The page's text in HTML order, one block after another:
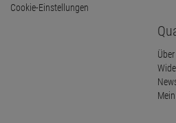
Cookie-Einstellungen